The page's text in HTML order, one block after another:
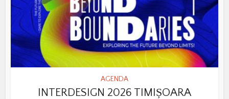
AGENDA
INTERDESIGN 2026 TIMIȘOARA